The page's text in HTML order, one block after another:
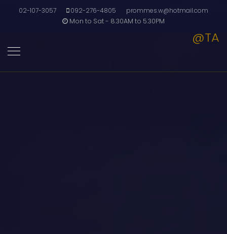
02-107-3057 092-276-4805
prommes.w@hotmail.com
Mon to Sat - 8.30AM to 5.30PM
@TA